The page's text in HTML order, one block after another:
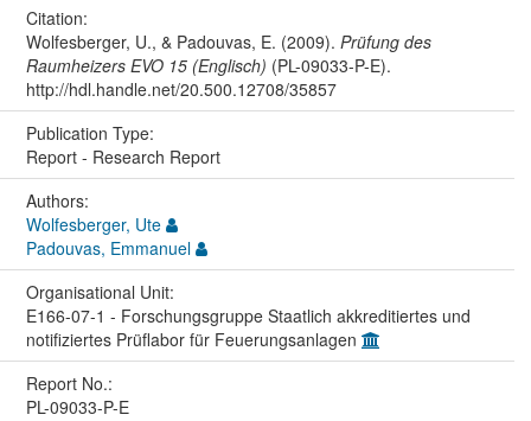
Citation:
Wolfesberger, U., & Padouvas, E. (2009). Prüfung des
Raumheizers EVO 15 (Englisch) (PL-09033-P-E).
http://hdl.handle.net/20.500.12708/35857
Publication Type:
Report - Research Report
Authors:
Wolfesberger, Ute
Padouvas, Emmanuel
Organisational Unit:
E166-07-1 - Forschungsgruppe Staatlich akkreditiertes und
notifiziertes Prüflabor für Feuerungsanlagen
Report No.:
PL-09033-P-E